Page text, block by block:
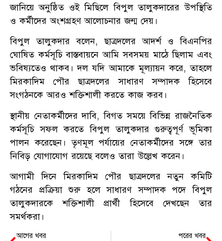
জানিয়ে অনুষ্ঠিত ওই মিছিলে বিপুল তালুকদারের উপস্থিতি
ও কর্মীদের অংশগ্রহণ আলোচনার জন্ম দেয়।
বিপুল তালুকদার বলেন, ছাত্রদলের আদর্শ ও বিএনপির
ঘোষিত কর্মসূচি বাস্তবায়নে আমি সবসময় মাঠে ছিলাম এবং
ভবিষ্যতেও থাকব। দল যদি আমাকে মূল্যায়ন করে, তাহলে
মিরকাদিম পৌর ছাত্রদলের সাধারণ সম্পাদক হিসেবে
সংগঠনকে আরও শক্তিশালী করতে কাজ করব।
স্থানীয় নেতাকর্মীদের দাবি, বিগত সময়ে বিভিন্ন রাজনৈতিক
কর্মসূচি সফল করতে বিপুল তালুকদার গুরুত্বপূর্ণ ভূমিকা
পালন করেছেন। তৃণমূল পর্যায়ের নেতাকর্মীদের সঙ্গে তার
নিবিড় যোগাযোগ রয়েছে বলেও তারা উল্লেখ করেন।
আগামী দিনে মিরকাদিম পৌর ছাত্রদলের নতুন কমিটি
গঠনের প্রক্রিয়া শুরু হলে সাধারণ সম্পাদক পদে বিপুল
তালুকদারকে শক্তিশালী প্রার্থী হিসেবে দেখছেন তার
সমর্থকরা।
আগের খবর
পরের খবর